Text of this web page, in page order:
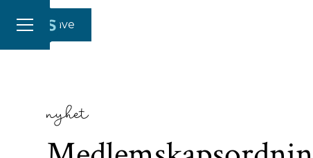
Gi en gave
nyhet